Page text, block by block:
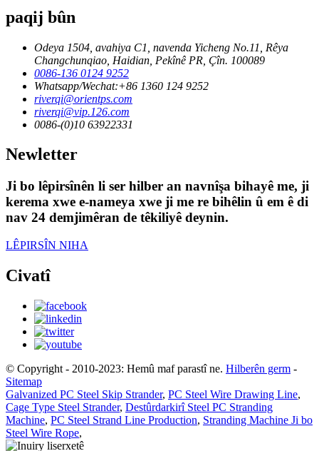
paqij bûn
Odeya 1504, avahiya C1, navenda Yicheng No.11, Rêya
Changchunqiao, Haidian, Pekînê PR, Çîn. 100089
0086-136 0124 9252
Whatsapp/Wechat:+86 1360 124 9252
riverqi@orientps.com
riverqi@vip.126.com
0086-(0)10 63922331
Newletter
Ji bo lêpirsînên li ser hilber an navnîşa bihayê me, ji
kerema xwe e-nameya xwe ji me re bihêlin û em ê di
nav 24 demjimêran de têkiliyê deynin.
LÊPIRSÎN NIHA
Civatî
© Copyright - 2010-2023: Hemû maf parastî ne. Hilberên germ -
Sitemap
Galvanized PC Steel Skip Strander, PC Steel Wire Drawing Line,
Cage Type Steel Strander, Destûrdarkirî Steel PC Stranding
Machine, PC Steel Strand Line Production, Stranding Machine Ji bo
Steel Wire Rope,